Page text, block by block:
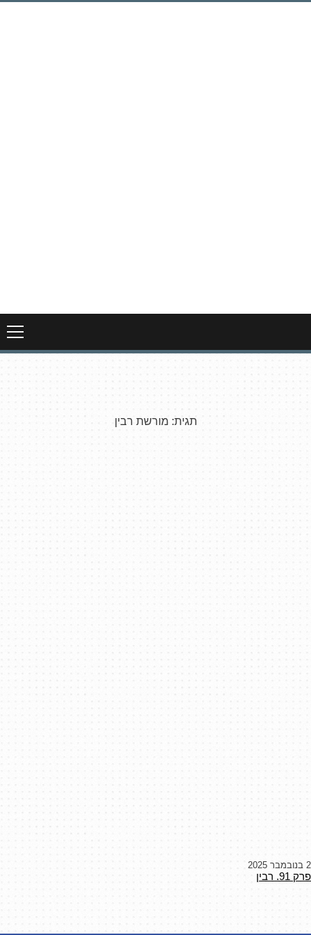
לדלג
תגית: מורשת רבין
2 בנובמבר 2025
פרק 91. רבין